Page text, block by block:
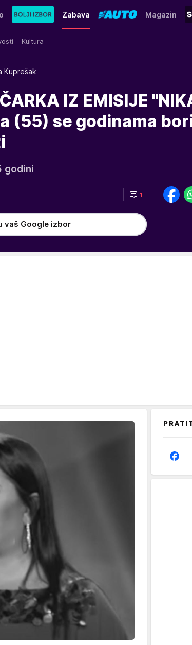
Zabava
Kultura
Magazin
Kuprešak
IZ EMISIJE
(55) se godinama
godini
1
vaš Google izbor